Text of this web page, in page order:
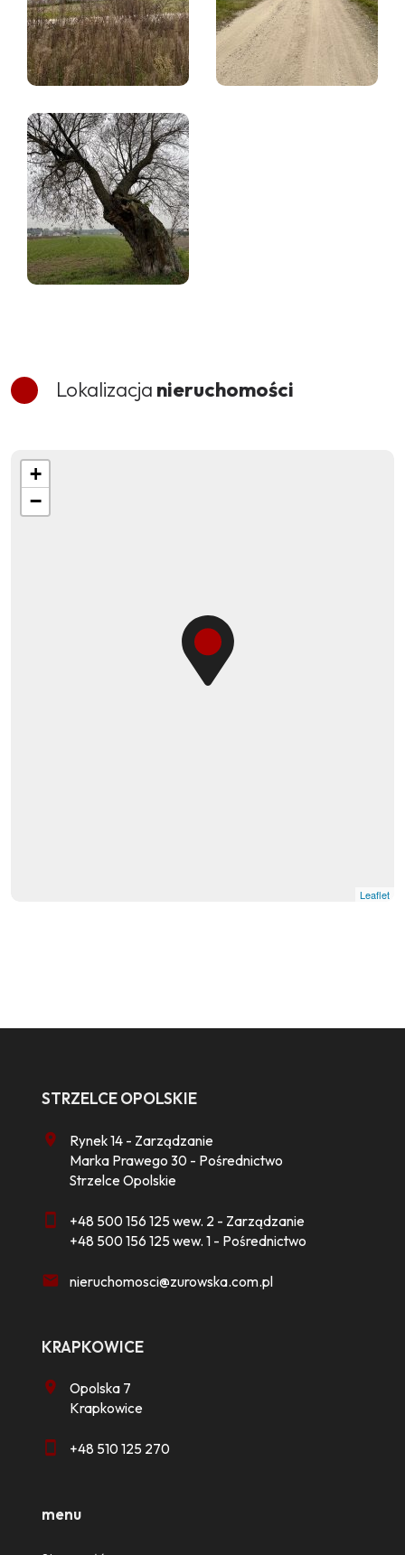
Lokalizacja nieruchomości
+
−
Leaflet
STRZELCE OPOLSKIE
Rynek 14 - Zarządzanie
Marka Prawego 30 - Pośrednictwo
Strzelce Opolskie
+48 500 156 125 wew. 2 - Zarządzanie
+48 500 156 125 wew. 1 - Pośrednictwo
nieruchomosci@zurowska.com.pl
KRAPKOWICE
Opolska 7
Krapkowice
+48 510 125 270
menu